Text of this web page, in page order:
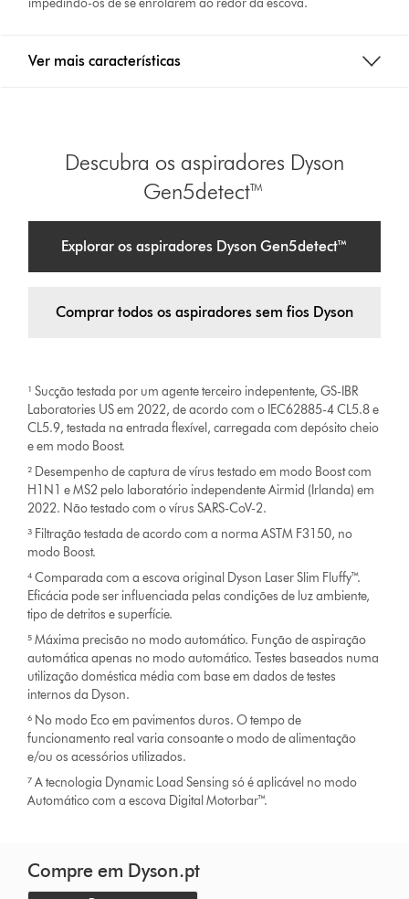
Ver mais características
Descubra os aspiradores Dyson
Gen5detect™
Explorar os aspiradores Dyson Gen5detect™
Comprar todos os aspiradores sem fios Dyson
¹ Sucção testada por um agente terceiro indepentente, GS-IBR
Laboratories US em 2022, de acordo com o IEC62885-4 CL5.8 e
CL5.9, testada na entrada flexível, carregada com depósito cheio
e em modo Boost.
² Desempenho de captura de vírus testado em modo Boost com
H1N1 e MS2 pelo laboratório independente Airmid (Irlanda) em
2022. Não testado com o vírus SARS-CoV-2.
³ Filtração testada de acordo com a norma ASTM F3150, no
modo Boost.
⁴ Comparada com a escova original Dyson Laser Slim Fluffy™.
Eficácia pode ser influenciada pelas condições de luz ambiente,
tipo de detritos e superfície.
⁵ Máxima precisão no modo automático. Função de aspiração
automática apenas no modo automático. Testes baseados numa
utilização doméstica média com base em dados de testes
internos da Dyson.
⁶ No modo Eco em pavimentos duros. O tempo de
funcionamento real varia consoante o modo de alimentação
e/ou os acessórios utilizados.
⁷ A tecnologia Dynamic Load Sensing só é aplicável no modo
Automático com a escova Digital Motorbar™.
Compre em Dyson.pt